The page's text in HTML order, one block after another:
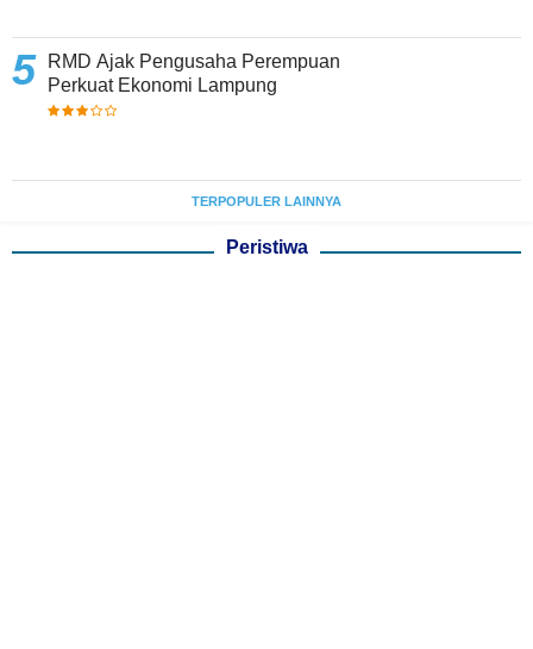
RMD Ajak Pengusaha Perempuan
Perkuat Ekonomi Lampung
TERPOPULER LAINNYA
Peristiwa